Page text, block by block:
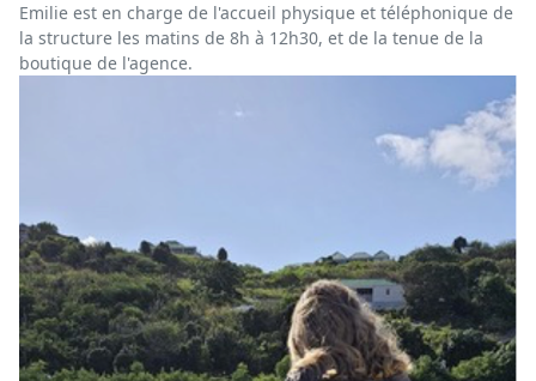
Emilie est en charge de l'accueil physique et téléphonique de
la structure les matins de 8h à 12h30, et de la tenue de la
boutique de l'agence.